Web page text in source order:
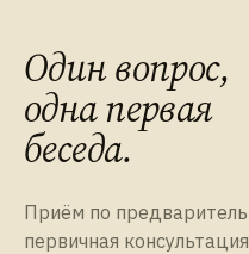
Один вопрос,
одна первая
беседа.
Приём по
первичная